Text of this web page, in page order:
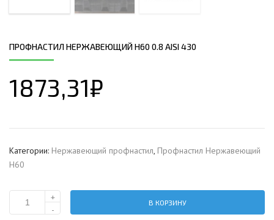
ПРОФНАСТИЛ НЕРЖАВЕЮЩИЙ Н60 0.8 AISI 430
1873,31₽
Категории: Нержавеющий профнастил Профнастил Hержавеющий
Н60
Количество
+
-
В КОРЗИНУ